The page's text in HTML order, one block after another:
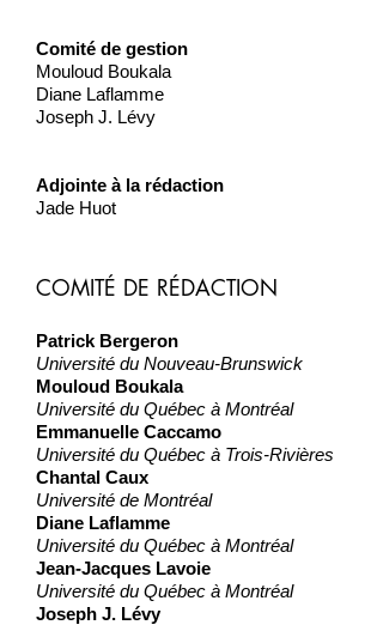
Comité de gestion
Mouloud Boukala
Diane Laflamme
Joseph J. Lévy
Adjointe à la rédaction
Jade Huot
COMITÉ DE RÉDACTION
Patrick Bergeron
Université du Nouveau-Brunswick
Mouloud Boukala
Université du Québec à Montréal
Emmanuelle Caccamo
Université du Québec à Trois-Rivières
Chantal Caux
Université de Montréal
Diane Laflamme
Université du Québec à Montréal
Jean-Jacques Lavoie
Université du Québec à Montréal
Joseph J. Lévy